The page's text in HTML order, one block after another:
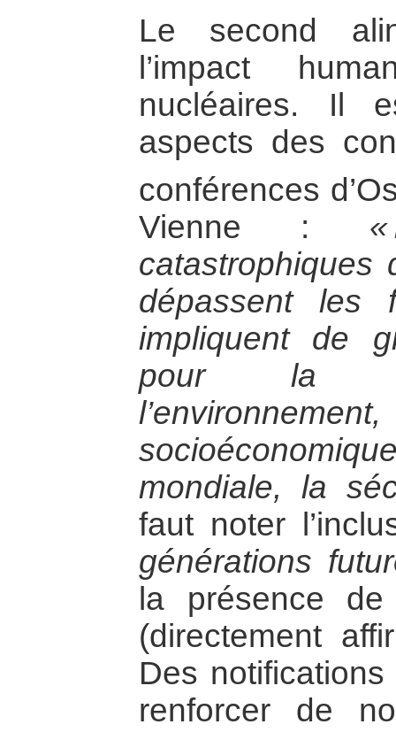
Le second
l’impact
nucléaires. Il
aspects des
conférences
Vienne :
catastrophiques
dépassent les
impliquent de
pour la
mondiale, la
faut noter
générations
la présence
(directement
Des
renforcer de